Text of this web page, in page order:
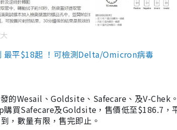
最平$18起 ！可檢測Delta/Omicron病毒
的Wesail、Goldsite、Safecare、及V-Chek
買Safecare及Goldsite，售價低至$186.7，
，數量有限，售完即止。